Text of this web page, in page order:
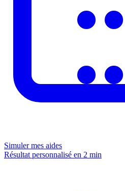
Simuler mes aides
Résultat personnalisé en 2 min